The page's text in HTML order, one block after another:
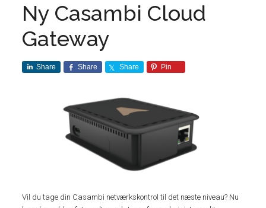
Ny Casambi Cloud
Gateway
Share Share Share Pin
Vil du tage din Casambi netværkskontrol til det næste niveau? Nu